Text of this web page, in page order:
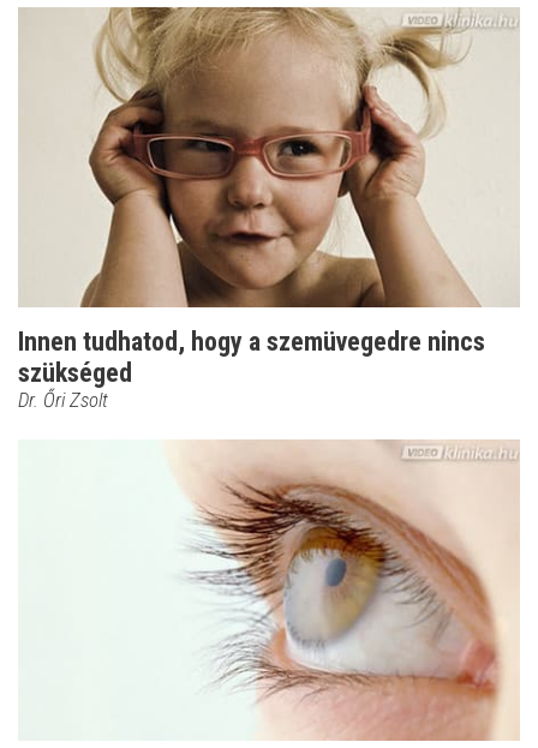
Innen tudhatod, hogy a szemüvegedre nincs
szükséged
Dr. Őri Zsolt